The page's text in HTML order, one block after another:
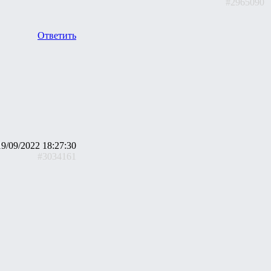
Ответить
09/2022 18:27:30
#3034161